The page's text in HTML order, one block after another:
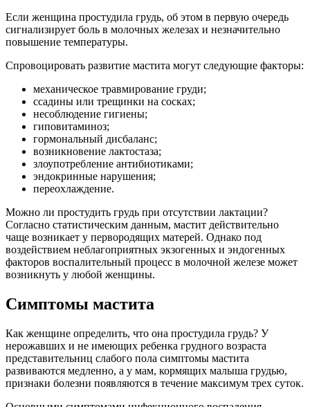
Если женщина простудила грудь, об этом в первую очередь
сигнализирует боль в молочных железах и незначительно
повышение температуры.
Спровоцировать развитие мастита могут следующие факторы:
механическое травмирование груди;
ссадины или трещинки на сосках;
несоблюдение гигиены;
гиповитаминоз;
гормональный дисбаланс;
возникновение лактостаза;
злоупотребление антибиотиками;
эндокринные нарушения;
переохлаждение.
Можно ли простудить грудь при отсутствии лактации?
Согласно статистическим данным, мастит действительно
чаще возникает у первородящих матерей. Однако под
воздействием неблагоприятных экзогенных и эндогенных
факторов воспалительный процесс в молочной железе может
возникнуть у любой женщины.
Симптомы мастита
Как женщине определить, что она простудила грудь? У
нерожавших и не имеющих ребенка грудного возраста
представительниц слабого пола симптомы мастита
развиваются медленно, а у мам, кормящих малыша грудью,
признаки болезни появляются в течение максимум трех суток.